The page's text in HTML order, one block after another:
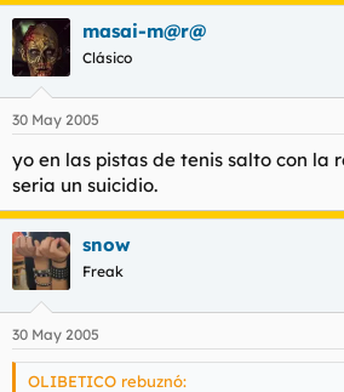
masai-m@r@
Clásico
30 May 2005
yo en las pistas de tenis salto con la
seria un suicidio.
snow
Freak
30 May 2005
OLIBETICO rebuznó: